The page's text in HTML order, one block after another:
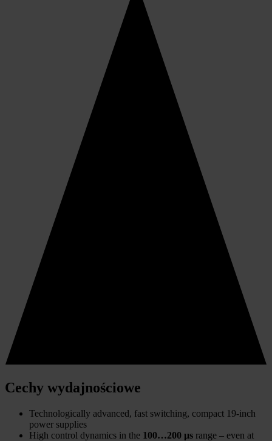
Cechy wydajnościowe
Technologically advanced, fast switching, compact 19-inch
power supplies
High control dynamics in the 100…200 μs range – even at